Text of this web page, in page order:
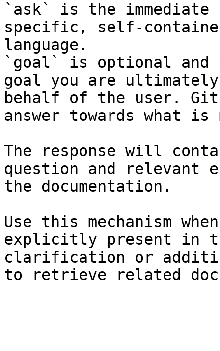
`ask` is the
specific, self-
language.
`goal` is optional and
goal you are
behalf of the user.
answer towards what
The response will
question and relevant
the documentation.
Use this mechanism
explicitly present in
clarification or